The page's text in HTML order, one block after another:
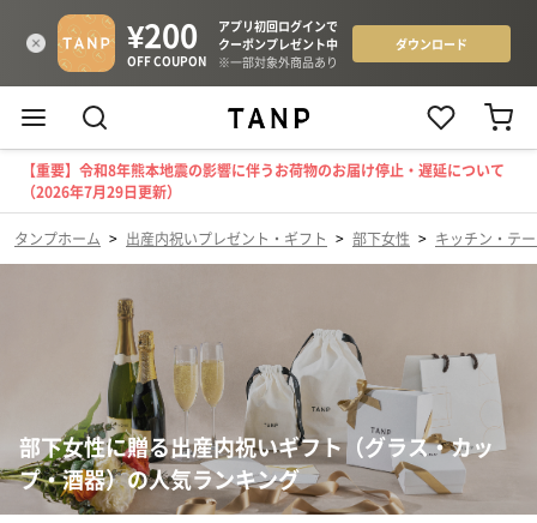
【重要】令和8年熊本地震の影響に伴うお荷物のお届け停止・遅延について
（2026年7月29日更新）
タンプホーム > 出産内祝いプレゼント・ギフト > 部下女性 > キッチン・テ
部下女性に贈る出産内祝いギフト（グラス・カッ
プ・酒器）の人気ランキング